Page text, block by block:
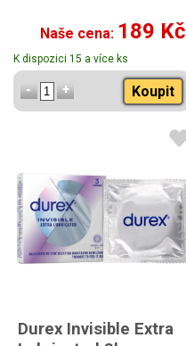
Naše cena: 189 Kč
K dispozici 15 a více ks
Koupit
Durex Invisible Extra